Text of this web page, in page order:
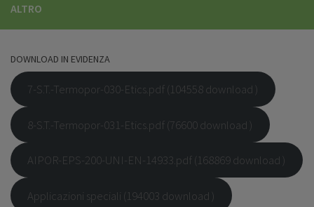
ALTRO
DOWNLOAD IN EVIDENZA
7-S.T.-Termopor-030-Etics.pdf (104558 download )
8-S.T.-Termopor-031-Etics.pdf (76600 download )
AIPOR-EPS-200-UNI-EN-14933.pdf (168869 download )
Applicazioni speciali (194003 download )